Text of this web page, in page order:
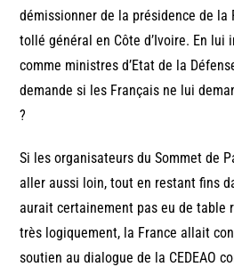
démissionner de la présidence de la
tollé général en Côte d’Ivoire. En lui
comme ministres d’Etat de la
demande si les Français ne lui
?
Si les organisateurs du Sommet de
aller aussi loin, tout en restant fins
aurait certainement pas eu de table
très logiquement, la France allait
soutien au dialogue de la CEDEAO